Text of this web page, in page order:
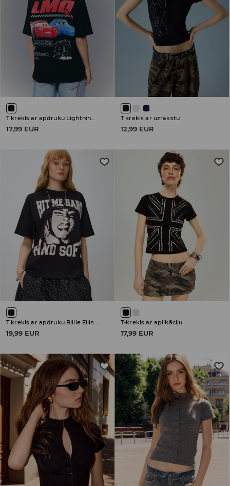
17,99 EUR
T krekls ar uzrakstu
12,99 EUR
T krekls ar apdruku Billie Eilish Hit Me Hard and Soft
19,99 EUR
T-krekls ar aplikāciju
17,99 EUR